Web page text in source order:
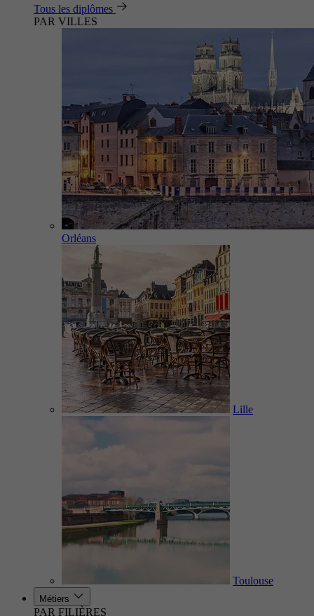
Tous les diplômes
PAR VILLES
Orléans
Lille
Toulouse
Métiers
PAR FILIÈRES